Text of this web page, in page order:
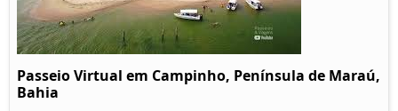
Passeio Virtual em Campinho, Península de Maraú,
Bahia